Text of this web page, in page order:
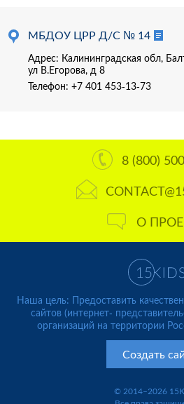
МБДОУ ЦРР Д/С № 14
Адрес: Калининградская обл,
ул В.Егорова, д 8
Телефон: +7 401 453-13-73
8 (800)
О
Наша цель: Предоставить
сайтов (интернет-
организаций на территории
Создать
© 2014–2026